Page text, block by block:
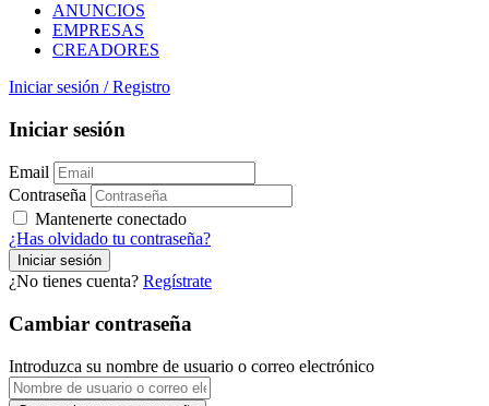
ANUNCIOS
EMPRESAS
CREADORES
Iniciar sesión / Registro
Iniciar sesión
Email
Contraseña
Mantenerte conectado
¿Has olvidado tu contraseña?
¿No tienes cuenta? Regístrate
Cambiar contraseña
Introduzca su nombre de usuario o correo electrónico